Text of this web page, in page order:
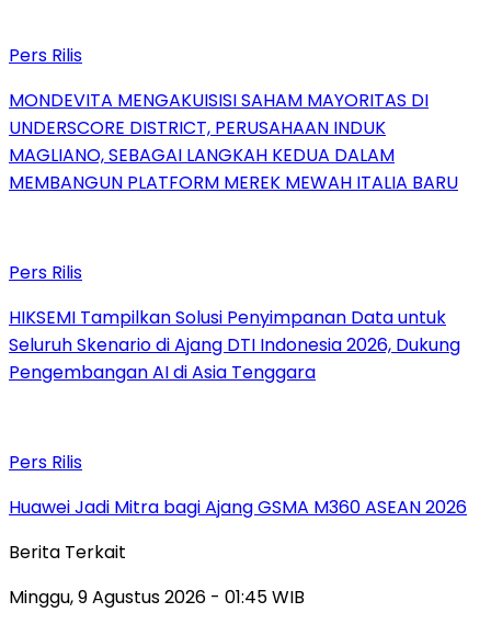
Pers Rilis
MONDEVITA MENGAKUISISI SAHAM MAYORITAS DI
UNDERSCORE DISTRICT, PERUSAHAAN INDUK
MAGLIANO, SEBAGAI LANGKAH KEDUA DALAM
MEMBANGUN PLATFORM MEREK MEWAH ITALIA BARU
Pers Rilis
HIKSEMI Tampilkan Solusi Penyimpanan Data untuk
Seluruh Skenario di Ajang DTI Indonesia 2026, Dukung
Pengembangan AI di Asia Tenggara
Pers Rilis
Huawei Jadi Mitra bagi Ajang GSMA M360 ASEAN 2026
Berita Terkait
Minggu, 9 Agustus 2026 - 01:45 WIB